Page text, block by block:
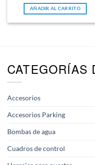
AÑADIR AL CARRITO
CATEGORÍAS
Accesorios
Accesorios Parking
Bombas de agua
Cuadros de control